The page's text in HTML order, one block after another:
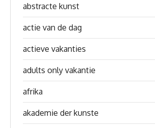
abstracte kunst
actie van de dag
actieve vakanties
adults only vakantie
afrika
akademie der kunste